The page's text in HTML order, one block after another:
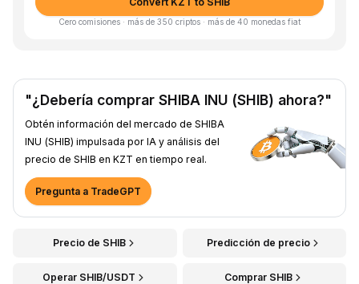
Cero comisiones · más de 350 criptos · más de 40 monedas fiat
"¿Debería comprar SHIBA INU (SHIB) ahora?"
Obtén información del mercado de SHIBA
INU (SHIB) impulsada por IA y análisis del
precio de SHIB en KZT en tiempo real.
Pregunta a TradeGPT
Precio de SHIB Predicción de precio
Operar SHIB/USDT Comprar SHIB